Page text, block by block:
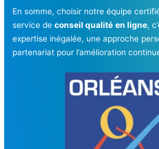
En somme, choisir notre équipe
service deconseil qualité en ligne,
expertise inégalée, une approche
partenariat pour l’amélioration